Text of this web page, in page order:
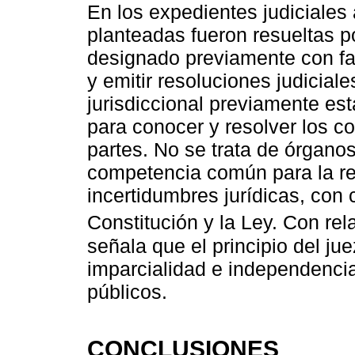
En los expedientes
planteadas fueron resueltas
designado previamente con
y emitir resoluciones
jurisdiccional previamente
para conocer y resolver los
partes. No se trata de
competencia común para la
incertidumbres jurídicas, con
Constitución y la Ley. Con
señala que el principio del
imparcialidad e
públicos.
CONCLUSIONES